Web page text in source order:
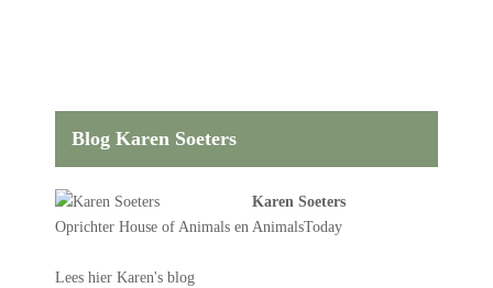
Blog Karen Soeters
Karen Soeters
Oprichter House of Animals en AnimalsToday
Lees hier Karen's blog